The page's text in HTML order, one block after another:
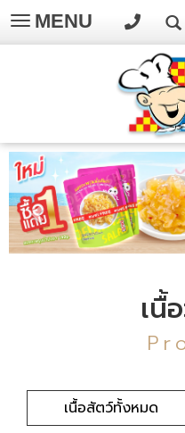
Toggle
navigation
MENU
เนื้
เนื้อสัตว์ทั้งหมด